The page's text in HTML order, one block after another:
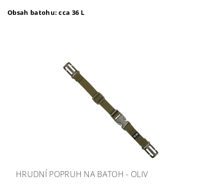
Obsah batohu: cca 36 L
HRUDNÍ POPRUH NA BATOH - OLIV